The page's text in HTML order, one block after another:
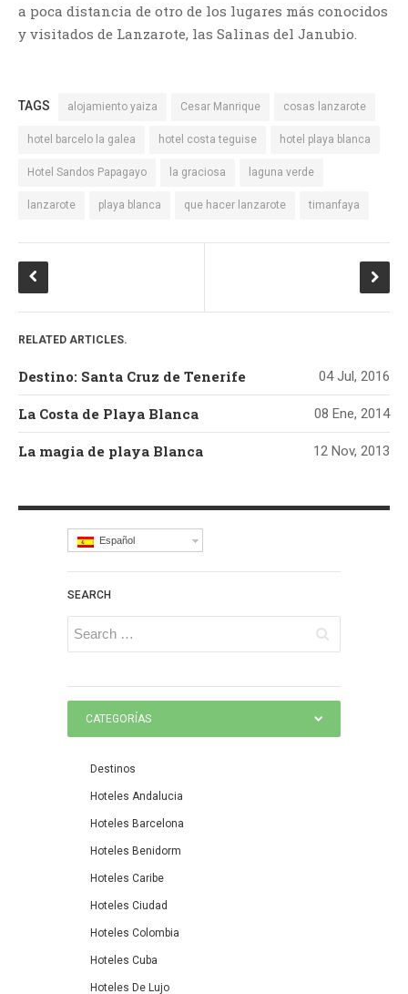
a poca distancia de otro de los lugares más conocidos
y visitados de Lanzarote, las Salinas del Janubio.
TAGS alojamiento yaiza Cesar Manrique cosas lanzarote
hotel barcelo la galea hotel costa teguise hotel playa blanca
Hotel Sandos Papagayo la graciosa laguna verde
lanzarote playa blanca que hacer lanzarote timanfaya
RELATED ARTICLES.
Destino: Santa Cruz de Tenerife 04 Jul, 2016
La Costa de Playa Blanca 08 Ene, 2014
La magia de playa Blanca 12 Nov, 2013
Español
SEARCH
CATEGORÍAS
Destinos
Hoteles Andalucia
Hoteles Barcelona
Hoteles Benidorm
Hoteles Caribe
Hoteles Ciudad
Hoteles Colombia
Hoteles Cuba
Hoteles De Lujo